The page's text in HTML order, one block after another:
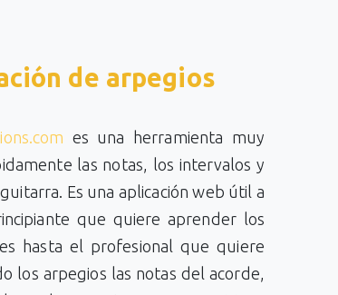
de arpegios
es una herramienta muy
las notas, los intervalos y
Es una aplicación web útil a
que quiere aprender los
hasta el profesional que quiere
los arpegios las notas del acorde,